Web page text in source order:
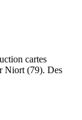
cartes
Niort (79). Des